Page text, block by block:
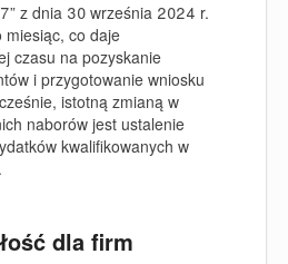
z dnia 30 września 2024 r.
miesiąc, co daje
czasu na pozyskanie
i przygotowanie wniosku
istotną zmianą w
naborów jest ustalenie
kwalifikowanych w
dla firm